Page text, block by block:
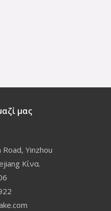
μας
Road, Yinzhou
Κίνα.